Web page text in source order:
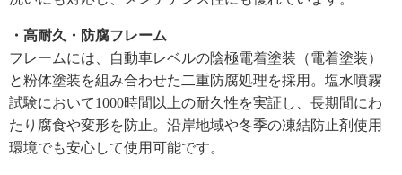
・高耐久・防腐フレーム
フレームには、自動車レベルの陰極電着塗装（電着塗装）
と粉体塗装を組み合わせた二重防腐処理を採用。塩水噴霧
試験において1000時間以上の耐久性を実証し、長期間にわ
たり腐食や変形を防止。沿岸地域や冬季の凍結防止剤使用
環境でも安心して使用可能です。